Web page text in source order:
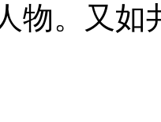
物。又